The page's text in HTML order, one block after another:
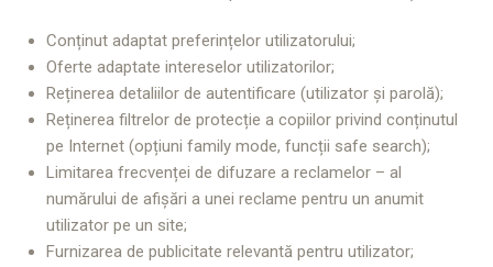
Conținut adaptat preferințelor utilizatorului;
Oferte adaptate intereselor utilizatorilor;
Reținerea detaliilor de autentificare (utilizator și parolă);
Reținerea filtrelor de protecție a copiilor privind conținutul
pe Internet (opțiuni family mode, funcții safe search);
Limitarea frecvenței de difuzare a reclamelor – al
numărului de afișări a unei reclame pentru un anumit
utilizator pe un site;
Furnizarea de publicitate relevantă pentru utilizator;